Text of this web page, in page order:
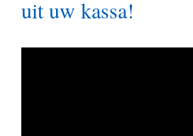
uit uw kassa!